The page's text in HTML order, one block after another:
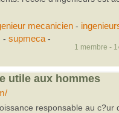
mecanicien -
- supmeca -
1 membre -
utile aux hommes
responsable au c?ur